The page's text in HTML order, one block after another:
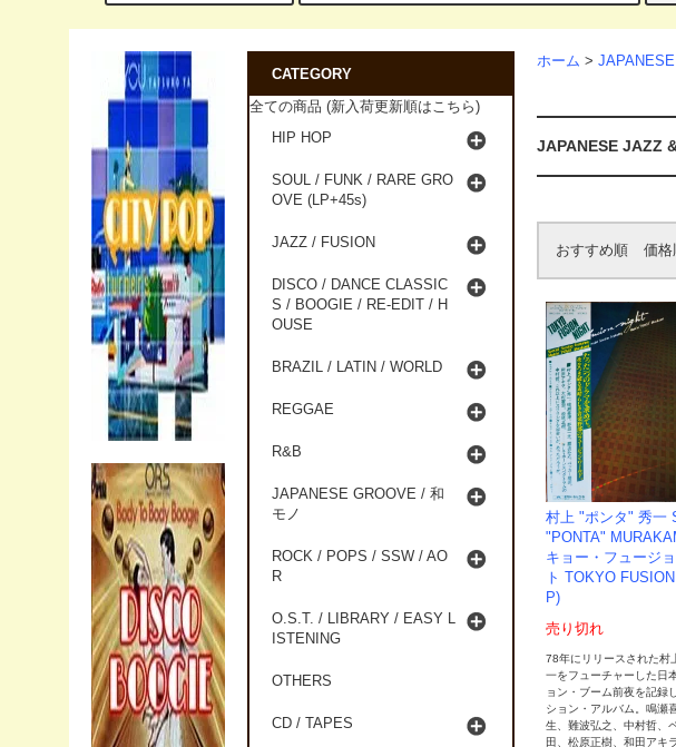
ホーム >
JAPANESE JAZZ
おすすめ順 価格
村上 "ポンタ" 秀一
"PONTA"
キョー・フュージ
ト TOKYO
P)
売り切れ
78年にリリースされた村
一をフューチャーした日
ョン・ブーム前夜を記録
ション・アルバム。鳴瀬
生、難波弘之、中村哲、
田、松原正樹、和田アキ
CATEGORY
全ての商品 (新入荷更新順はこちら)
HIP HOP
SOUL / FUNK / RARE GRO
OVE (LP+45s)
JAZZ / FUSION
DISCO / DANCE CLASSIC
S / BOOGIE / RE-EDIT / H
OUSE
BRAZIL / LATIN / WORLD
REGGAE
R&B
JAPANESE GROOVE / 和
モノ
ROCK / POPS / SSW / AO
R
O.S.T. / LIBRARY / EASY L
ISTENING
OTHERS
CD / TAPES